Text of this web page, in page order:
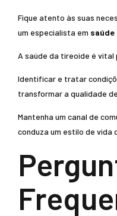
Fique atento às suas
um especialista em saúde
A saúde da tireoide é
Identificar e tratar
transformar a qualidade
Mantenha um canal de
conduza um estilo de vida